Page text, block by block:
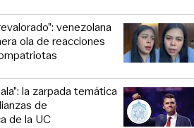
venezolana
ola de reacciones
la zarpada temática
de
de la UC